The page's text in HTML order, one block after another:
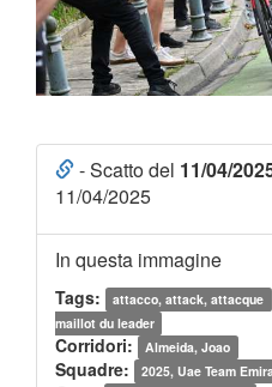
- Scatto del 11/04/
11/04/2025
In questa immagine
Tags: attacco, attack, attacque
maillot du leader
Corridori: Almeida, Joao
Squadre: 2025, Uae Team